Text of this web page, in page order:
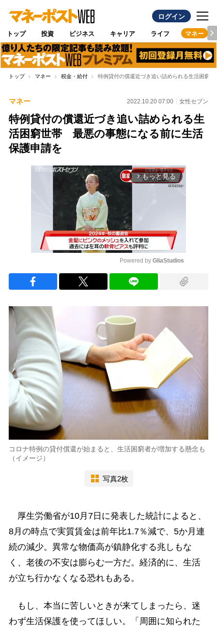
ログイン
トップ 投資 ビジネス キャリア ライフ マネー
トップ マネー 税金・給付 特例貸付の償還近づき追い詰められる生活困窮
マネー 2022.10.20 07:00 女性セブン
特例貸付の償還近づき追い詰められる生
活困窮世帯 最悪の事態になる前に生活
保護申請を
arrow_forward_ios もっと見る
Powered by GliaStudios
コロナ特例の貸付償還が始まると、生活困窮者が増加する懸念も
（イメージ）
写真2枚
厚生労働省が10月7日に発表した統計によると、
8月の時点で実質賃金は前年比1.7％減で、5か月連
続の減少。異常な物価高が鎮静化する兆しもな
く、老後の不安は膨らむ一方だ。経済的に、生活
が立ち行かなくなる恐れもある。
もし、本当に苦しいときが来てしまったら、迷
わず生活保護を使ってほしい。「周囲に知られた